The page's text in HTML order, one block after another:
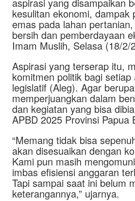
kesulitan ekonomi, dampak
emas pada lahan
bersih dan pemberdayaan
Imam Muslih, Selasa (18/2/
Aspirasi yang terserap itu,
komitmen politik bagi setiap
legislatif (Aleg). Agar
memperjuangkan dalam
dan kegiatan yang bisa
APBD 2025 Provinsi Papua
“Memang tidak bisa
akan disesuaikan dengan
Kami pun masih
imbas efisiensi anggaran
Tapi sampai saat ini belum
keterangannya,” ujarnya.